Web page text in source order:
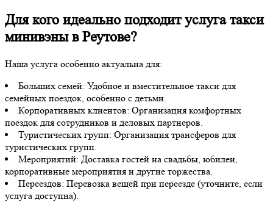
Для кого идеально подходит услуга такси
минивэны в Реутове?
Наша услуга особенно актуальна для:
Больших семей: Удобное и вместительное такси для
семейных поездок, особенно с детьми.
Корпоративных клиентов: Организация комфортных
поездок для сотрудников и деловых партнеров.
Туристических групп: Организация трансферов для
туристических групп.
Мероприятий: Доставка гостей на свадьбы, юбилеи,
корпоративные мероприятия и другие торжества.
Переездов: Перевозка вещей при переезде (уточните, если
услуга доступна).